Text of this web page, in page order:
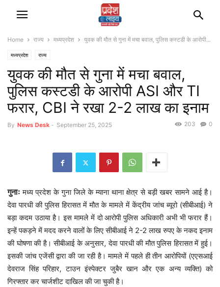
Home राज्‍य मध्यप्रदेश युवक की मौत से गुना में मचा बवाल, पुलिस कस्टडी के आरोपी...
मध्यप्रदेश राज्‍य
युवक की मौत से गुना में मचा बवाल,
पुलिस कस्टडी के आरोपी ASI और TI
फरार, CBI ने रखा 2-2 लाख का इनाम
By News Desk - September 25, 2025 0
203
गुनाःमध्य प्रदेश के गुना जिले के म्याना थाना क्षेत्र से बड़ी खबर सामने आई है।
देवा पारधी की पुलिस हिरासत में मौत के मामले में केंद्रीय जांच ब्यूरो (सीबीआई) ने
बड़ा कदम उठाया है। इस मामले में दो आरोपी पुलिस अधिकारी अभी भी फरार हैं।
इन्हें पकड़ने में मदद करने वालों के लिए सीबीआई ने 2-2 लाख रुपए के नकद इनाम
की घोषणा की है। सीबीआई के अनुसार, देवा पारधी की मौत पुलिस हिरासत में हुई।
इसकी जांच एजेंसी द्वारा की जा रही है। मामले में पहले ही तीन आरोपियों (एएसआई
देवराज सिंह परिहार, टाउन इंस्पेक्टर जुबैर खान और एक अन्य व्यक्ति) को
गिरफ्तार कर चार्जशीट दाखिल की जा चुकी है।